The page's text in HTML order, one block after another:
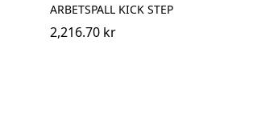
ARBETSPALL KICK STEP
2,216.70 kr